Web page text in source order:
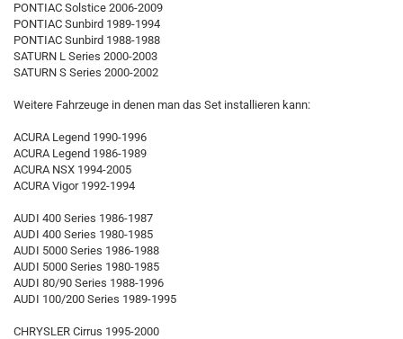
PONTIAC Solstice 2006-2009
PONTIAC Sunbird 1989-1994
PONTIAC Sunbird 1988-1988
SATURN L Series 2000-2003
SATURN S Series 2000-2002
Weitere Fahrzeuge in denen man das Set installieren kann:
ACURA Legend 1990-1996
ACURA Legend 1986-1989
ACURA NSX 1994-2005
ACURA Vigor 1992-1994
AUDI 400 Series 1986-1987
AUDI 400 Series 1980-1985
AUDI 5000 Series 1986-1988
AUDI 5000 Series 1980-1985
AUDI 80/90 Series 1988-1996
AUDI 100/200 Series 1989-1995
CHRYSLER Cirrus 1995-2000